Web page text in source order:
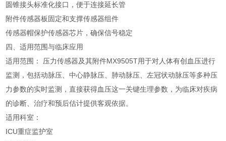
圆锥接头标准化接口，便于连接延长管
附件传感器板 固定和支撑传感器组件
传感器帽保护传感器芯片，确保信号稳定
四、适用范围与临床应用
适用范围： 压力传感器及其附件MX9505T用于对人体有创血压进行
监测，包括动脉压、中心静脉压、肺动脉压、左冠状动脉压等多种压
力参数的实时监测，直接获得血压这一关键生理参数，为临床对疾病
的诊断、治疗和预后估计提供客观依据。
适用科室：
ICU重症监护室